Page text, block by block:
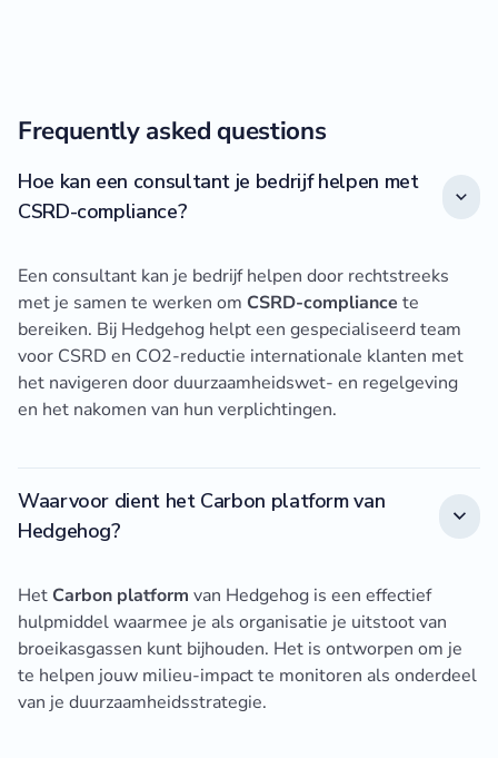
Frequently asked questions
Hoe kan een consultant je bedrijf helpen met
CSRD-compliance?
Een consultant kan je bedrijf helpen door rechtstreeks
met je samen te werken om CSRD-compliance te
bereiken. Bij Hedgehog helpt een gespecialiseerd team
voor CSRD en CO2-reductie internationale klanten met
het navigeren door duurzaamheidswet- en regelgeving
en het nakomen van hun verplichtingen.
Waarvoor dient het Carbon platform van
Hedgehog?
Het Carbon platform van Hedgehog is een effectief
hulpmiddel waarmee je als organisatie je uitstoot van
broeikasgassen kunt bijhouden. Het is ontworpen om je
te helpen jouw milieu-impact te monitoren als onderdeel
van je duurzaamheidsstrategie.